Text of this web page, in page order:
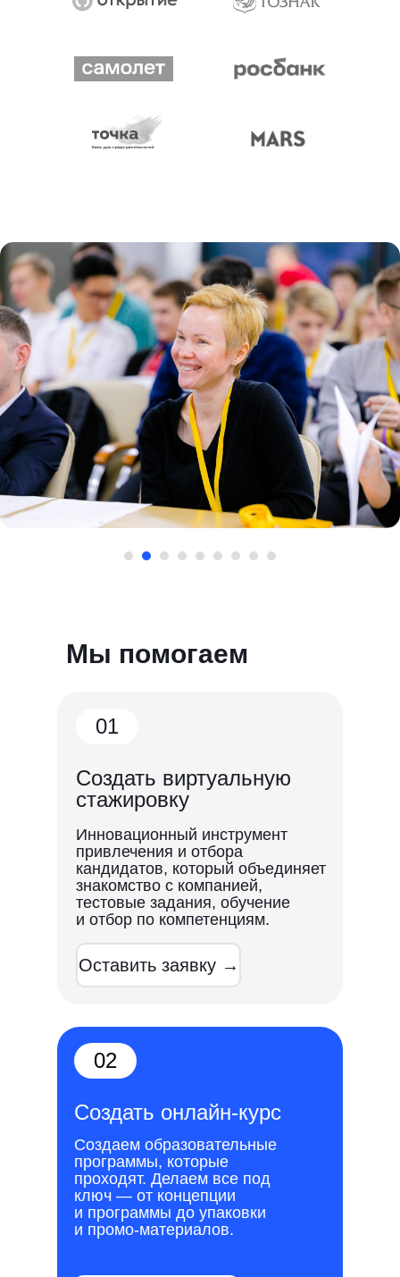
Мы помогаем
Создать виртуальную
стажировку
01
Инновационный инструмент
привлечения и отбора
кандидатов, который объединяет
знакомство с компанией,
тестовые задания, обучение
и отбор по компетенциям.
Оставить заявку →
Создать онлайн-курс
02
Создаем образовательные
программы, которые
проходят. Делаем все под
ключ — от концепции
и программы до упаковки
и промо-материалов.
Рассказываем,
кому и как мы уже